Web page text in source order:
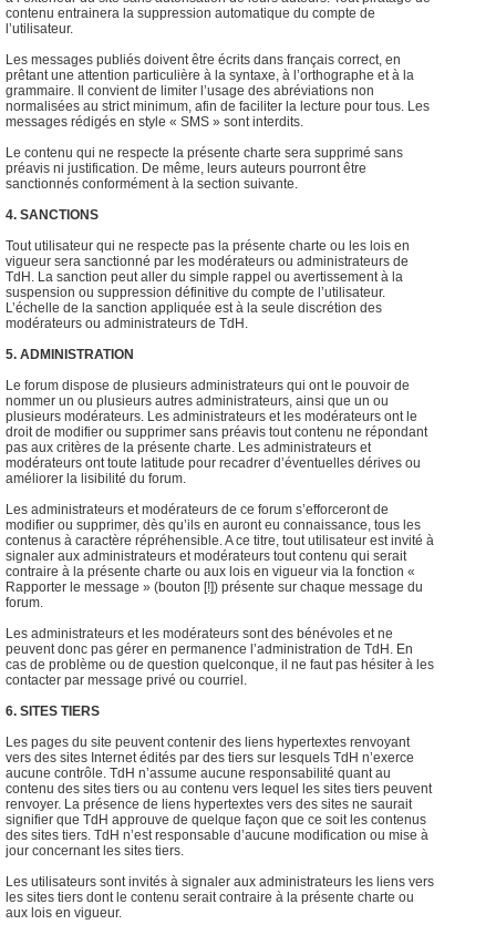
contenu entrainera la suppression automatique du compte de
l’utilisateur.
Les messages publiés doivent être écrits dans français correct, en
prêtant une attention particulière à la syntaxe, à l’orthographe et à la
grammaire. Il convient de limiter l’usage des abréviations non
normalisées au strict minimum, afin de faciliter la lecture pour tous. Les
messages rédigés en style « SMS » sont interdits.
Le contenu qui ne respecte la présente charte sera supprimé sans
préavis ni justification. De même, leurs auteurs pourront être
sanctionnés conformément à la section suivante.
4. SANCTIONS
Tout utilisateur qui ne respecte pas la présente charte ou les lois en
vigueur sera sanctionné par les modérateurs ou administrateurs de
TdH. La sanction peut aller du simple rappel ou avertissement à la
suspension ou suppression définitive du compte de l’utilisateur.
L’échelle de la sanction appliquée est à la seule discrétion des
modérateurs ou administrateurs de TdH.
5. ADMINISTRATION
Le forum dispose de plusieurs administrateurs qui ont le pouvoir de
nommer un ou plusieurs autres administrateurs, ainsi que un ou
plusieurs modérateurs. Les administrateurs et les modérateurs ont le
droit de modifier ou supprimer sans préavis tout contenu ne répondant
pas aux critères de la présente charte. Les administrateurs et
modérateurs ont toute latitude pour recadrer d’éventuelles dérives ou
améliorer la lisibilité du forum.
Les administrateurs et modérateurs de ce forum s’efforceront de
modifier ou supprimer, dès qu’ils en auront eu connaissance, tous les
contenus à caractère répréhensible. A ce titre, tout utilisateur est invité à
signaler aux administrateurs et modérateurs tout contenu qui serait
contraire à la présente charte ou aux lois en vigueur via la fonction «
Rapporter le message » (bouton [!]) présente sur chaque message du
forum.
Les administrateurs et les modérateurs sont des bénévoles et ne
peuvent donc pas gérer en permanence l’administration de TdH. En
cas de problème ou de question quelconque, il ne faut pas hésiter à les
contacter par message privé ou courriel.
6. SITES TIERS
Les pages du site peuvent contenir des liens hypertextes renvoyant
vers des sites Internet édités par des tiers sur lesquels TdH n’exerce
aucune contrôle. TdH n’assume aucune responsabilité quant au
contenu des sites tiers ou au contenu vers lequel les sites tiers peuvent
renvoyer. La présence de liens hypertextes vers des sites ne saurait
signifier que TdH approuve de quelque façon que ce soit les contenus
des sites tiers. TdH n’est responsable d’aucune modification ou mise à
jour concernant les sites tiers.
Les utilisateurs sont invités à signaler aux administrateurs les liens vers
les sites tiers dont le contenu serait contraire à la présente charte ou
aux lois en vigueur.